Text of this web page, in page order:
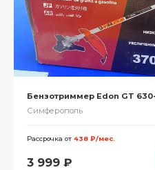
Бензотриммер Edon GT
Симферополь
Рассрочка от 438 ₽/мес.
3 999 ₽